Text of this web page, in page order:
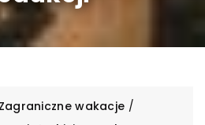
Zagraniczne wakacje /